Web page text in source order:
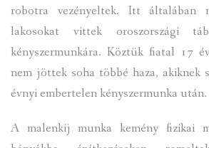
robotra vezényeltek. Itt általában
lakosokat vittek oroszországi
kényszermunkára. Köztük fiatal 17
nem jöttek soha többé haza, akiknek
évnyi embertelen kényszermunka után.
A malenkij munka kemény fizikai